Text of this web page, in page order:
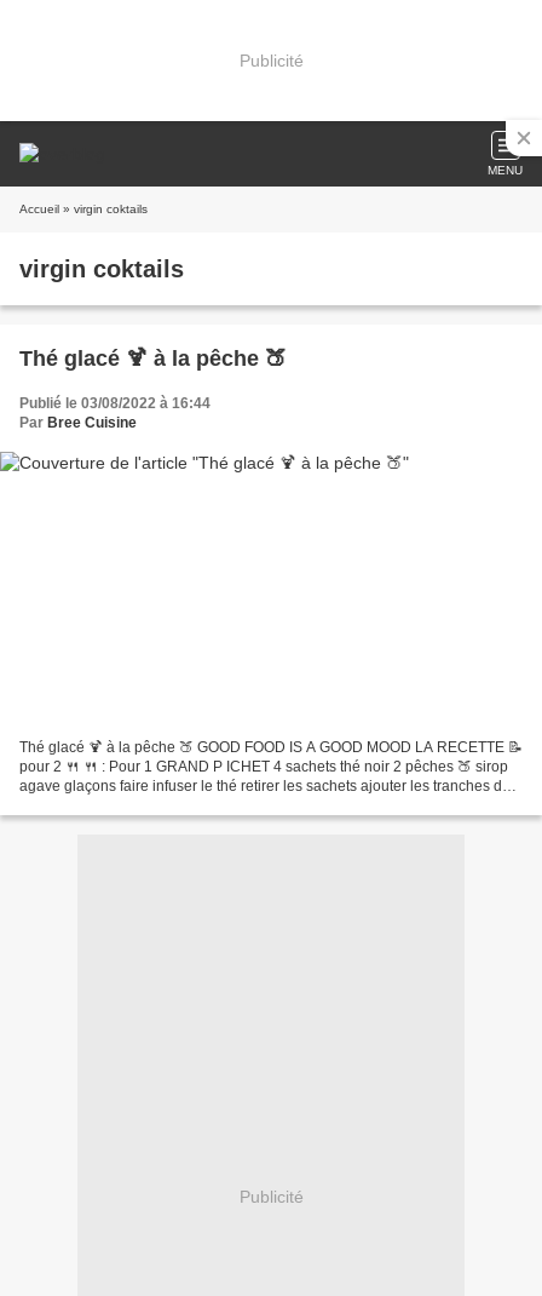
Publicité
MENU
Accueil » virgin coktails
virgin coktails
Thé glacé 🍹 à la pêche 🍑
Publié le 03/08/2022 à 16:44
Par Bree Cuisine
Thé glacé 🍹 à la pêche 🍑 GOOD FOOD IS A GOOD MOOD LA RECETTE 📝
pour 2 🍴 🍴 : Pour 1 GRAND P ICHET 4 sachets thé noir 2 pêches 🍑 sirop
agave glaçons faire infuser le thé retirer les sachets ajouter les tranches de
Publicité